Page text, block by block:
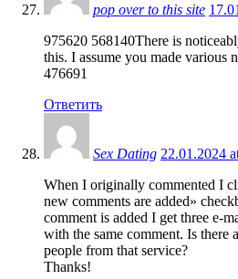
pop over to this site
975620 568140There is
this. I assume you made various
476691
Ответить
Sex Dating 22.01.2024
When I originally commented I
new comments are added»
comment is added I get three e-
with the same comment. Is there
people from that service?
Thanks!